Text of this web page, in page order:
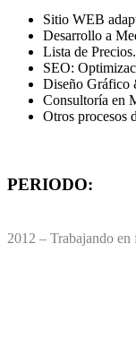
Sitio WEB
Desarrollo a
Lista de Precios.
SEO:
Diseño Gráfico
Consultoría en
Otros procesos
PERIODO:
2012 – Trabajando en